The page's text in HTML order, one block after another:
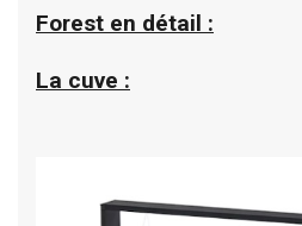
Forest en détail :
La cuve :